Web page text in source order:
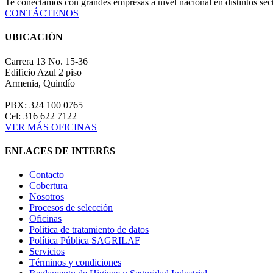
Te conectamos con grandes empresas a nivel nacional en distintos
CONTÁCTENOS
UBICACIÓN
Carrera 13 No. 15-36
Edificio Azul 2 piso
Armenia, Quindío
PBX: 324 100 0765
Cel: 316 622 7122
VER MÁS OFICINAS
ENLACES DE INTERÉS
Contacto
Cobertura
Nosotros
Procesos de selección
Oficinas
Politica de tratamiento de datos
Política Pública SAGRILAF
Servicios
Términos y condiciones